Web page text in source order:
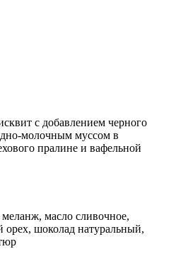
с добавлением черного
молочным муссом в
пралине и вафельной
масло сливочное,
орех, шоколад натуральный,